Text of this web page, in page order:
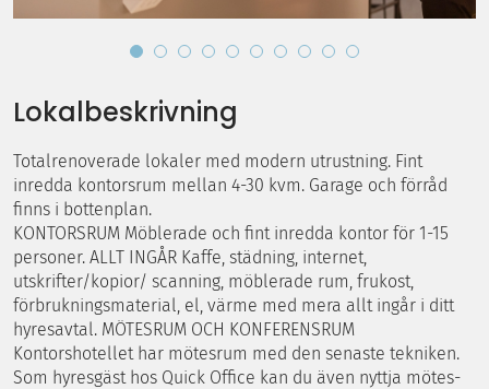
Lokalbeskrivning
Totalrenoverade lokaler med modern utrustning. Fint
inredda kontorsrum mellan 4-30 kvm. Garage och förråd
finns i bottenplan.
KONTORSRUM Möblerade och fint inredda kontor för 1-15
personer. ALLT INGÅR Kaffe, städning, internet,
utskrifter/kopior/ scanning, möblerade rum, frukost,
förbrukningsmaterial, el, värme med mera allt ingår i ditt
hyresavtal. MÖTESRUM OCH KONFERENSRUM
Kontorshotellet har mötesrum med den senaste tekniken.
Som hyresgäst hos Quick Office kan du även nyttja mötes-